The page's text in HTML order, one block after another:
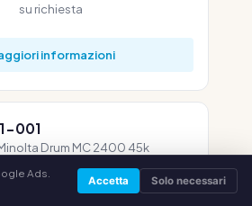
su richiesta
informazioni
001
Drum MC 2400 45k
Ads.
Accetta Solo necessari